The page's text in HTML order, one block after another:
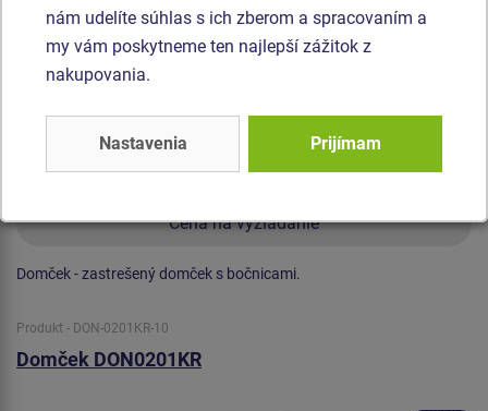
Cena na vyžiadanie
Domček - zastrešený domček s bočnicami.
Produkt - DON-0201KR-10
Domček DON0201KR
nám udelíte súhlas s ich zberom a spracovaním a
my vám poskytneme ten najlepší zážitok z
nakupovania.
Nastavenia Prijímam